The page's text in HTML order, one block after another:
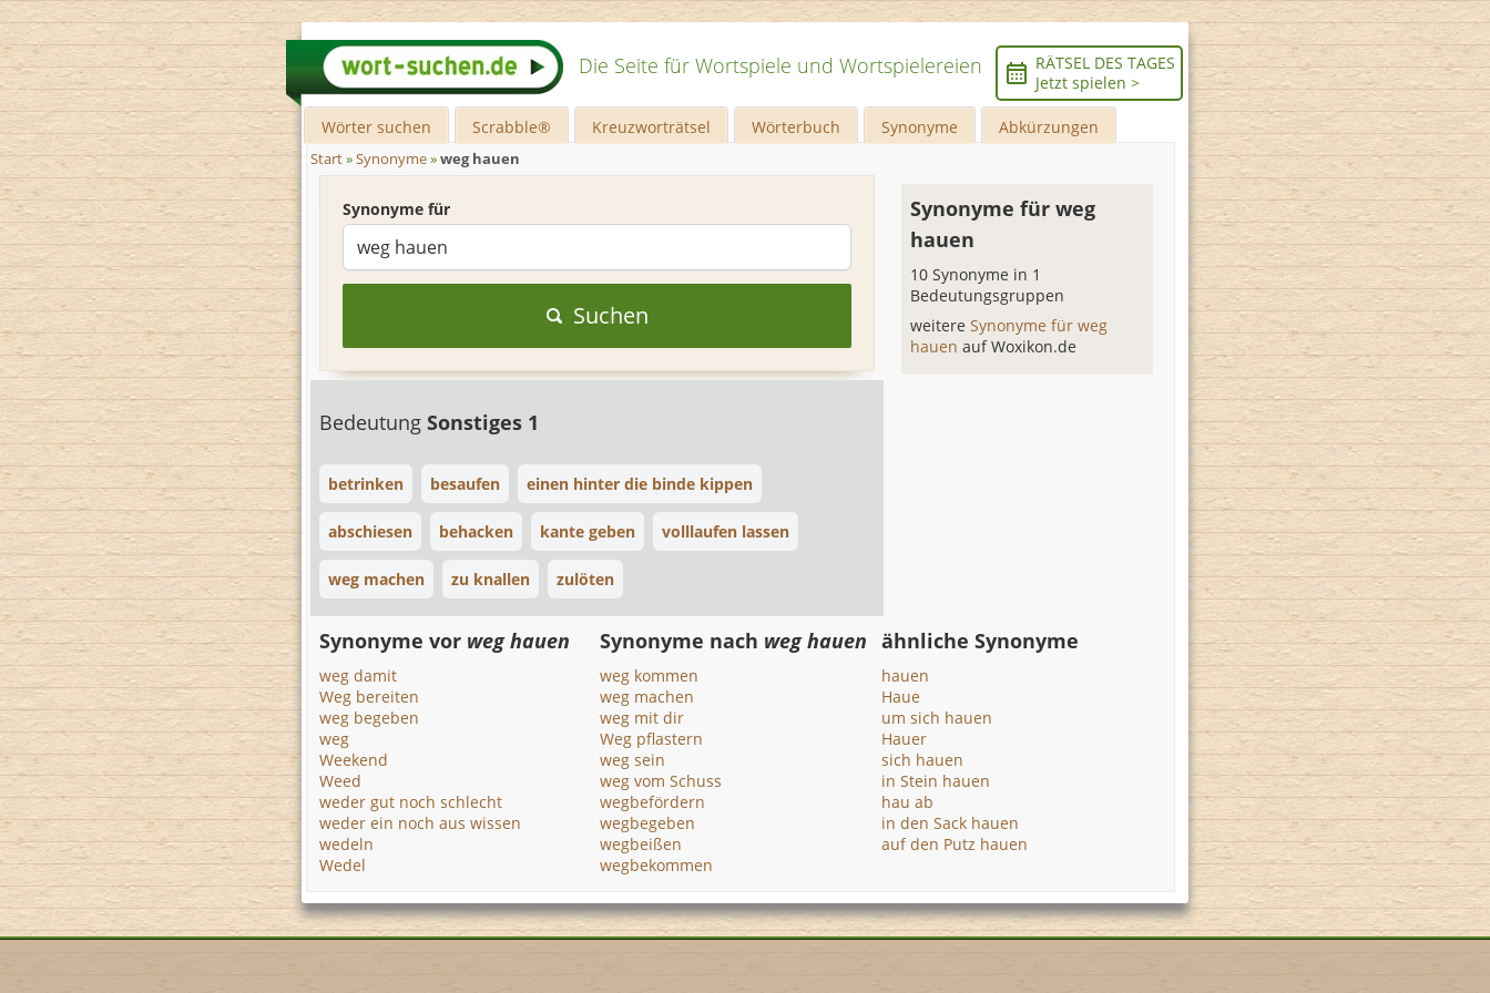
Die Seite für Wortspiele und Wortspielereien
RÄTSEL DES TAGES
Jetzt spielen >
Wörter suchen Scrabble® Kreuzworträtsel Wörterbuch Synonyme Abkürzungen
Start»Synonyme»weg hauen
Synonyme für
Suchen
Bedeutung Sonstiges 1
betrinken besaufen einen hinter die binde kippen
abschiesen behacken kante geben volllaufen lassen
weg machen zu knallen zulöten
Synonyme für weg
hauen
10 Synonyme in 1
Bedeutungsgruppen
weitereSynonyme für weg
hauenauf Woxikon.de
Synonyme vor weg hauen
weg damit
Weg bereiten
weg begeben
weg
Weekend
Weed
weder gut noch schlecht
weder ein noch aus wissen
wedeln
Wedel
Synonyme nach weg hauen
weg kommen
weg machen
weg mit dir
Weg pflastern
weg sein
weg vom Schuss
wegbefördern
wegbegeben
wegbeißen
wegbekommen
ähnliche Synonyme
hauen
Haue
um sich hauen
Hauer
sich hauen
in Stein hauen
hau ab
in den Sack hauen
auf den Putz hauen